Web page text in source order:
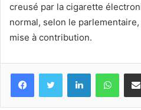
creusé par la cigarette
normal, selon le
mise à contribution.
FacebookTwitter Linkedin